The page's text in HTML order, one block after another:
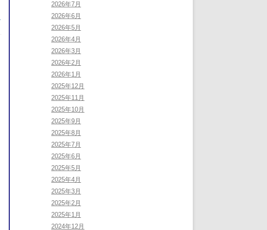
2026年7月
2026年6月
2026年5月
2026年4月
2026年3月
2026年2月
2026年1月
2025年12月
2025年11月
2025年10月
2025年9月
2025年8月
2025年7月
2025年6月
2025年5月
2025年4月
2025年3月
2025年2月
2025年1月
2024年12月